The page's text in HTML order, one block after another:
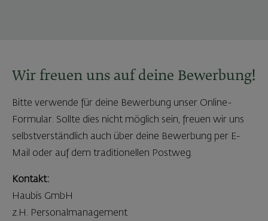
Wir freuen uns auf deine Bewerbung!
Bitte verwende für deine Bewerbung unser Online-
Formular. Sollte dies nicht möglich sein, freuen wir uns
selbstverständlich auch über deine Bewerbung per E-
Mail oder auf dem traditionellen Postweg.
Kontakt:
Haubis GmbH
z.H. Personalmanagement